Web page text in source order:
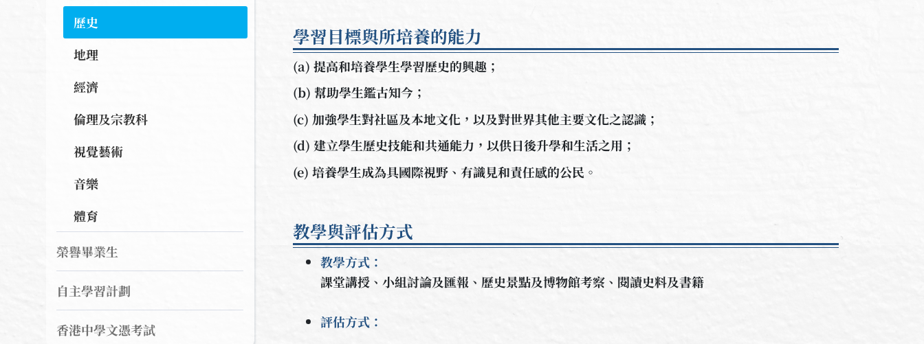
歷史
地理
經濟
倫理及宗教科
視覺藝術
音樂
體育
榮譽畢業生
自主學習計劃
香港中學文憑考試
學習目標與所培養的能力
(a) 提高和培養學生學習歷史的興趣；
(b) 幫助學生鑑古知今；
(c) 加強學生對社區及本地文化，以及對世界其他主要文化之認識；
(d) 建立學生歷史技能和共通能力，以供日後升學和生活之用；
(e) 培養學生成為具國際視野、有識見和責任感的公民。
教學與評估方式
教學方式：
課堂講授、小組討論及匯報、歷史景點及博物館考察、閱讀史料及書籍
評估方式：